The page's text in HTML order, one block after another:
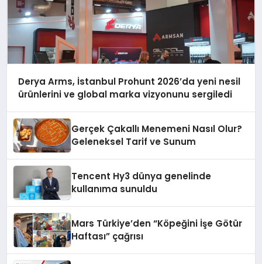
Derya Arms, İstanbul Prohunt 2026’da yeni nesil
ürünlerini ve global marka vizyonunu sergiledi
Gerçek Çakallı Menemeni Nasıl Olur?
Geleneksel Tarif ve Sunum
Tencent Hy3 dünya genelinde
kullanıma sunuldu
Mars Türkiye’den “Köpeğini İşe Götür
Haftası” çağrısı